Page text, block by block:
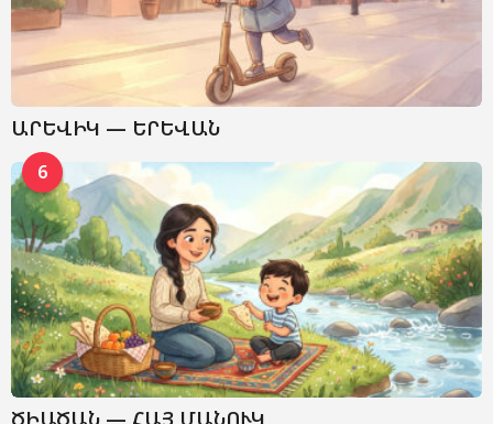
ԱՐԵՎԻԿ — ԵՐԵՎԱՆ
6
ԾԻԱԾԱՆ — ՀԱՅ ՄԱՆՈՒԿ